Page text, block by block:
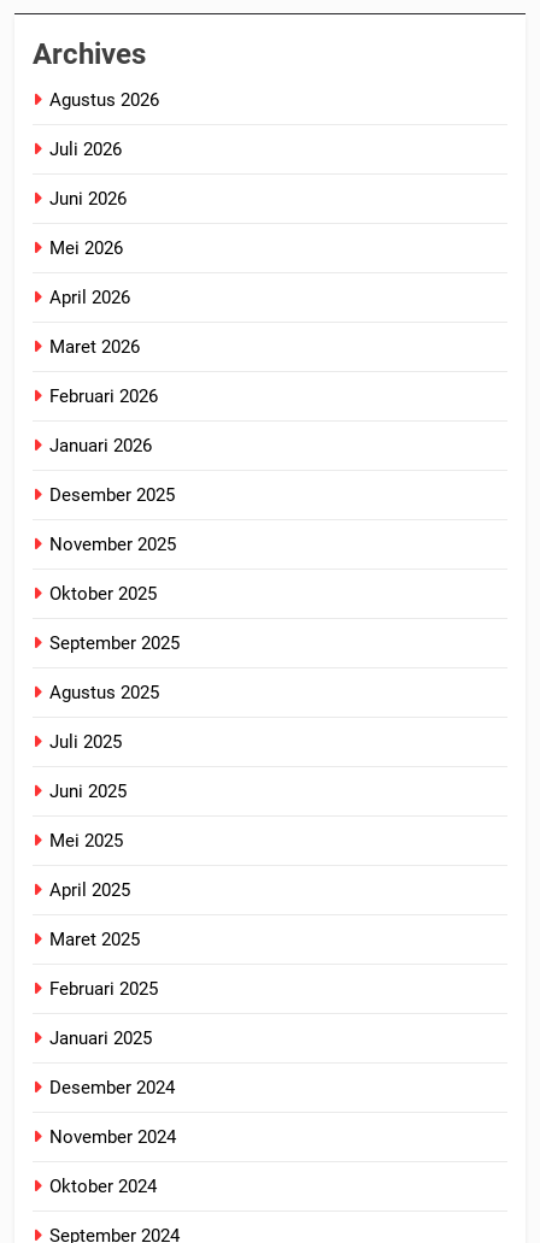
Archives
Agustus 2026
Juli 2026
Juni 2026
Mei 2026
April 2026
Maret 2026
Februari 2026
Januari 2026
Desember 2025
November 2025
Oktober 2025
September 2025
Agustus 2025
Juli 2025
Juni 2025
Mei 2025
April 2025
Maret 2025
Februari 2025
Januari 2025
Desember 2024
November 2024
Oktober 2024
September 2024